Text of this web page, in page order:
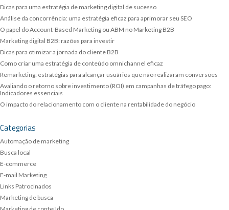
Dicas para uma estratégia de marketing digital de sucesso
Análise da concorrência: uma estratégia eficaz para aprimorar seu SEO
O papel do Account-Based Marketing ou ABM no Marketing B2B
Marketing digital B2B: razões para investir
Dicas para otimizar a jornada do cliente B2B
Como criar uma estratégia de conteúdo omnichannel eficaz
Remarketing: estratégias para alcançar usuários que não realizaram conversões
Avaliando o retorno sobre investimento (ROI) em campanhas de tráfego pago:
Indicadores essenciais
O impacto do relacionamento com o cliente na rentabilidade do negócio
Categorias
Automação de marketing
Busca local
E-commerce
E-mail Marketing
Links Patrocinados
Marketing de busca